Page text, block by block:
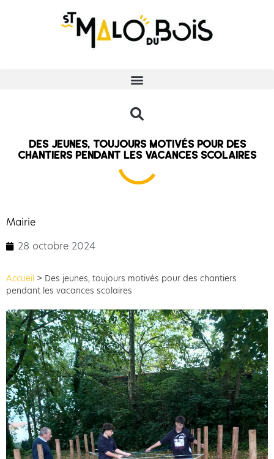
Des jeunes, toujours motivés pour des
chantiers pendant les vacances scolaires
Mairie
28 octobre 2024
Accueil > Des jeunes, toujours motivés pour des chantiers
pendant les vacances scolaires